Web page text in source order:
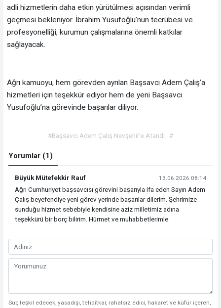
adli hizmetlerin daha etkin yürütülmesi açısından verimli
geçmesi bekleniyor. İbrahim Yusufoğlu’nun tecrübesi ve
profesyonelliği, kurumun çalışmalarına önemli katkılar
sağlayacak.
Ağrı kamuoyu, hem görevden ayrılan Başsavcı Adem Çalış’a
hizmetleri için teşekkür ediyor hem de yeni Başsavcı
Yusufoğlu’na görevinde başarılar diliyor.
#Başsavcı Adem Çalış Nevşehir’e Atandı #
Yorumlar (1)
Büyük Mütefekkir Rauf 13.06.2026 08:14
Ağrı Cumhuriyet başsavcısı görevini başarıyla ifa eden Sayın Adem
Çalış beyefendiye yeni görev yerinde başarılar dilerim. Şehrimize
sunduğu hizmet sebebiyle kendisine aziz milletimiz adına
teşekkürü bir borç bilirim. Hürmet ve muhabbetlerimle.
Suç teşkil edecek, yasadışı, tehditkar, rahatsız edici, hakaret ve küfür içeren,